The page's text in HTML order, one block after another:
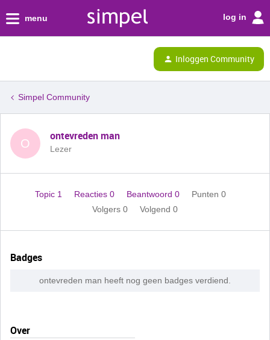
menu log in
Inloggen Community
Simpel Community
O
ontevreden man
Lezer
Topic 1 Reacties 0 Beantwoord 0
Punten 0
Volgers 0 Volgend 0
Badges
ontevreden man heeft nog geen badges verdiend.
Over